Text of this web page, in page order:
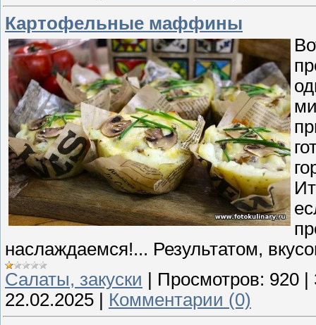
Картофельные маффины
наслаждаемся!... Результатом,
Cалаты, закуски | Просмотров: 920 |
22.02.2025 | Комментарии (0)